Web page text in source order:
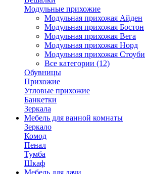
Модульные прихожие
Модульная прихожая Айден
Модульная прихожая Бостон
Модульная прихожая Вега
Модульная прихожая Норд
Модульная прихожая Стоуби
Все категории (12)
Обувницы
Прихожие
Угловые прихожие
Банкетки
Зеркала
Мебель для ванной комнаты
Зеркало
Комод
Пенал
Тумба
Шкаф
Мебель для дачи